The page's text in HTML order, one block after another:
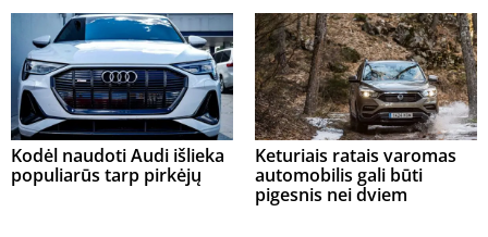
Kodėl naudoti Audi išlieka
populiarūs tarp pirkėjų
Keturiais ratais varomas
automobilis gali būti
pigesnis nei dviem